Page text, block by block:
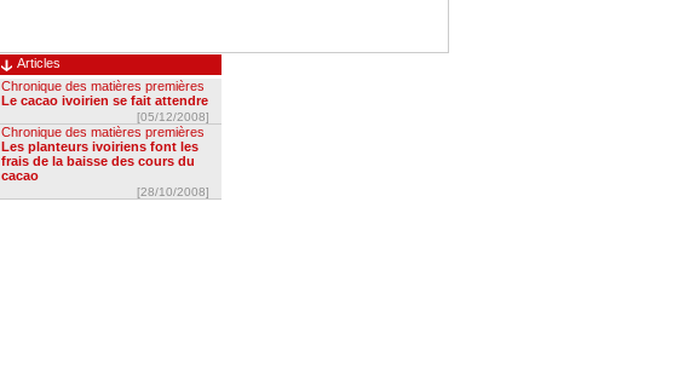
Articles
Chronique des matières premières
Le cacao ivoirien se fait attendre
[05/12/2008]
Chronique des matières premières
Les planteurs ivoiriens font les
frais de la baisse des cours du
cacao
[28/10/2008]